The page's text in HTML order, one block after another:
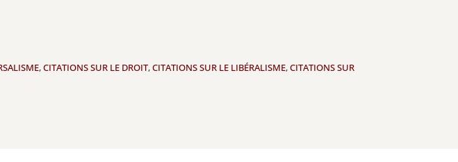
,CITATIONS SUR LE DROIT,CITATIONS SUR LE LIBÉRALISME,CITATIONS SUR